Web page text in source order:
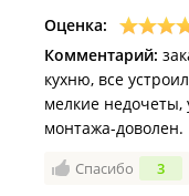
Оценка:
Комментарий:
кухню, все
мелкие недочеты,
монтажа-доволен.
Спасибо 3